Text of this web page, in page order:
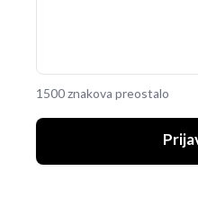
1500 znakova preostalo